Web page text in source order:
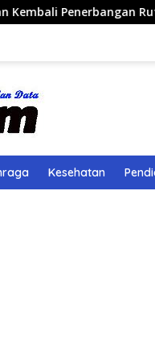
Rute Sabang-
Kesehatan